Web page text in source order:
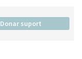
Donar suport